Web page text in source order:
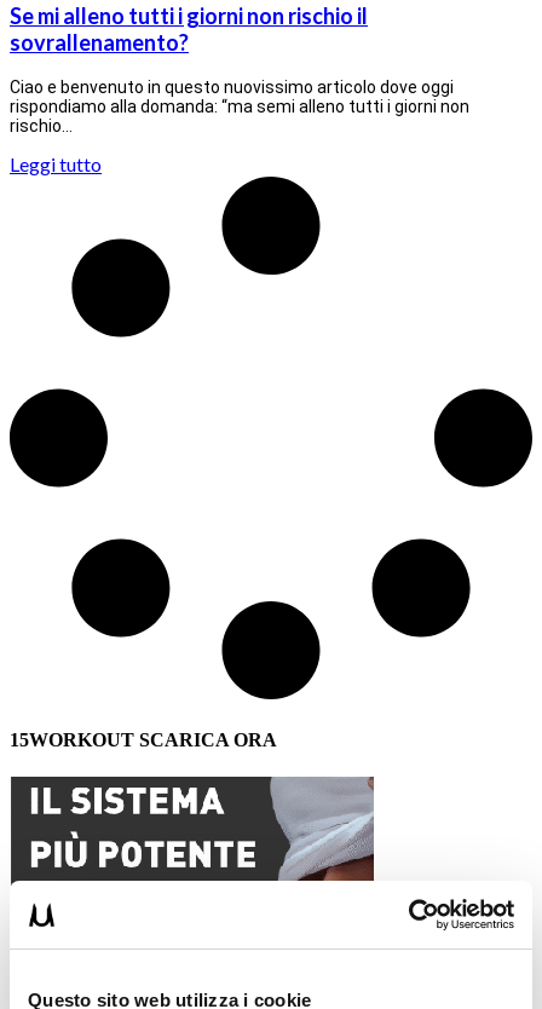
Questo sito web utilizza i cookie
Se mi alleno tutti i giorni non rischio il
sovrallenamento?
Ciao e benvenuto in questo nuovissimo articolo dove oggi
rispondiamo alla domanda: “ma semi alleno tutti i giorni non
rischio…
Leggi tutto
15WORKOUT SCARICA ORA